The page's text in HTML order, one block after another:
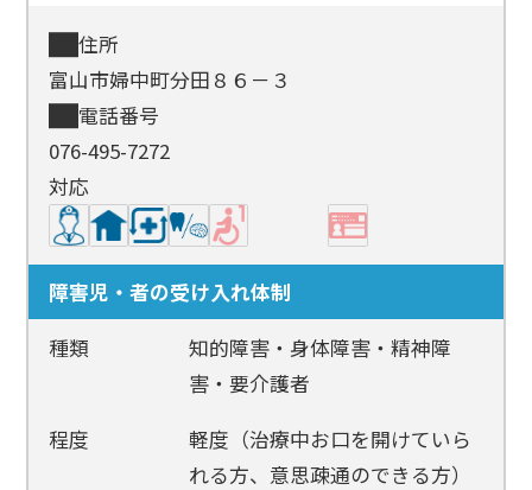
住所
富山市婦中町分田８６－３
電話番号
076-495-7272
対応
障害児・者の受け入れ体制
種類
知的障害・身体障害・精神障
害・要介護者
程度
軽度（治療中お口を開けていら
れる方、意思疎通のできる方）